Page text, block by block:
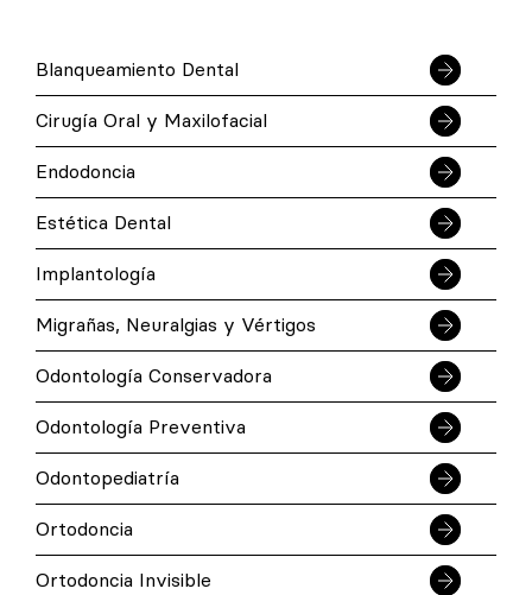
Blanqueamiento Dental
Cirugía Oral y Maxilofacial
Endodoncia
Estética Dental
Implantología
Migrañas, Neuralgias y Vértigos
Odontología Conservadora
Odontología Preventiva
Odontopediatría
Ortodoncia
Ortodoncia Invisible